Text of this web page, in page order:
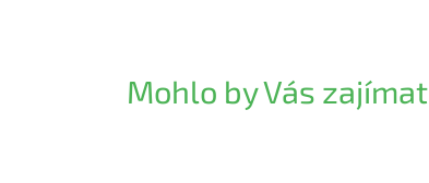
Mohlo by Vás zajímat